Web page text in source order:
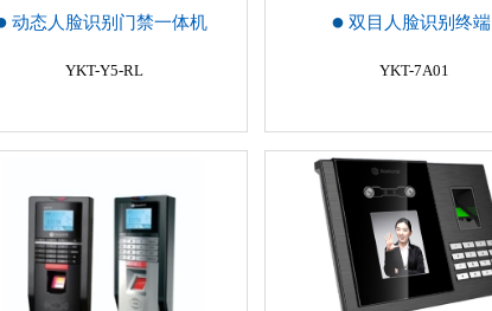
动态人脸识别门禁一体机
YKT-Y5-RL
双目人脸识别终端
YKT-7A01